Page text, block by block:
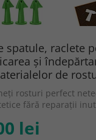
spatule, raclete
și
de
rosturi perfect
fără reparații
lei